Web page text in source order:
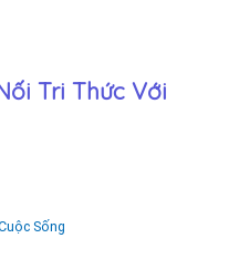
Tri Thức Với
Sống